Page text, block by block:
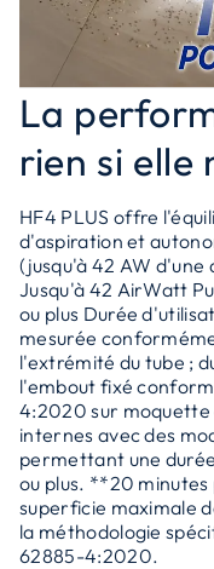
La
rien si elle
HF4 PLUS offre
d'aspiration et
(jusqu'à 42 AW d'une
Jusqu'à 42 AirWatt
ou plus Durée
mesurée
l'extrémité du tube ;
l'embout fixé
4:2020 sur moquette
internes avec des
permettant une
ou plus. **20
superficie maximale
la méthodologie
62885-4:2020.